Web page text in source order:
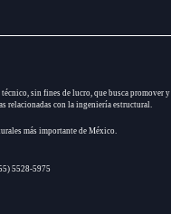
sin fines de lucro, que busca promover y
relacionadas con la ingeniería estructural.
más importante de México.
5528-5975